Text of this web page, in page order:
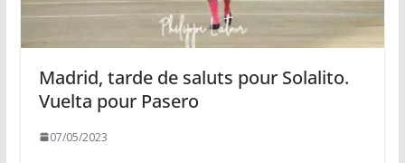
Madrid, tarde de saluts pour Solalito.
Vuelta pour Pasero
07/05/2023